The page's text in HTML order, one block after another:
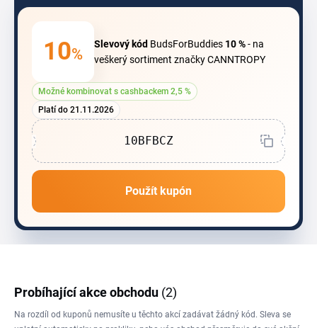
10%
Slevový kód BudsForBuddies 10 %- na
veškerý sortiment značky CANNTROPY
Možné kombinovat s cashbackem 2,5 %
Platí do 21.11.2026
10BFBCZ
Použít kupón
Probíhající akce obchodu (2)
Na rozdíl od kuponů nemusíte u těchto akcí zadávat žádný kód. Sleva se